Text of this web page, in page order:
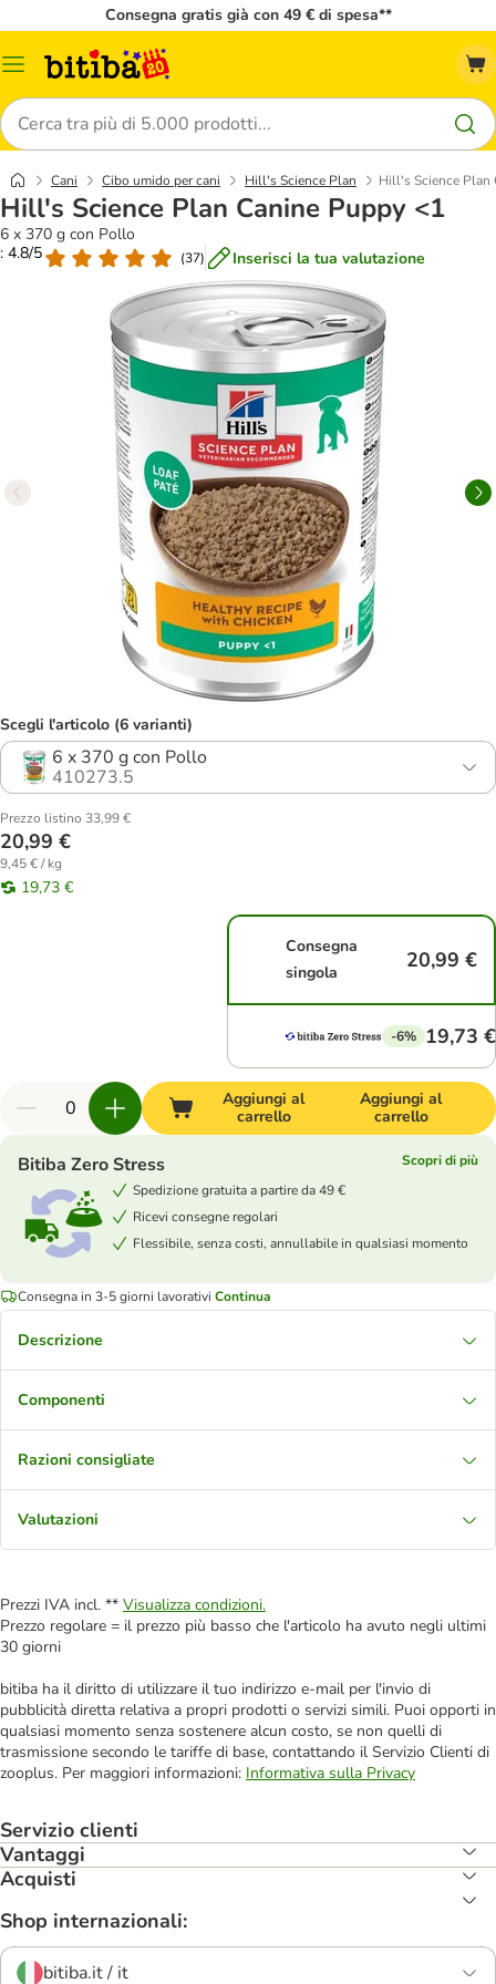
Consegna gratis già con 49 € di spesa**
Overview
Cerca
Cani Cibo umido per cani Hill's Science Plan Hill's Science Plan
Hill's Science Plan Canine Puppy <1
6 x 370 g con Pollo
: 4.8/5
(37) Inserisci la tua valutazione
Scegli l'articolo (6 varianti)
6 x 370 g con Pollo
410273.5
Prezzo listino 33,99 €
20,99 €
9,45 € / kg
19,73 €
Consegna
singola
20,99 €
-6% 19,73 €
Aggiungi al
carrello
Aggiungi al
carrello
Bitiba Zero Stress
Scopri di più
Spedizione gratuita a partire da 49 €
Ricevi consegne regolari
Flessibile, senza costi, annullabile in qualsiasi momento
Consegna in 3-5 giorni lavorativi Continua
Descrizione
Componenti
Razioni consigliate
Valutazioni
Prezzi IVA incl. ** Visualizza condizioni.
Prezzo regolare = il prezzo più basso che l'articolo ha avuto negli ultimi
30 giorni
bitiba ha il diritto di utilizzare il tuo indirizzo e-mail per l'invio di
pubblicità diretta relativa a propri prodotti o servizi simili. Puoi opporti in
qualsiasi momento senza sostenere alcun costo, se non quelli di
trasmissione secondo le tariffe di base, contattando il Servizio Clienti di
zooplus. Per maggiori informazioni: Informativa sulla Privacy
Servizio clienti
Vantaggi
Acquisti
Shop internazionali:
bitiba.it / it